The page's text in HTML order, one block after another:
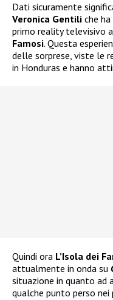
Dati sicuramente
Veronica Gentili che
primo reality televisivo a
Famosi. Questa
delle sorprese, viste le
in Honduras e hanno
Quindi ora L’Isola dei
attualmente in onda su
situazione in quanto ad
qualche punto perso nei